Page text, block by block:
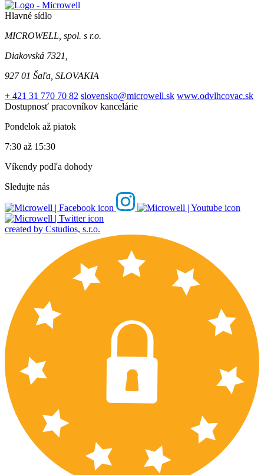
Hlavné sídlo
MICROWELL, spol. s r.o.
Diakovská 7321,
927 01 Šaľa, SLOVAKIA
+ 421 31 770 70 82 slovensko@microwell.sk www.odvlhcovac.sk
Dostupnosť pracovníkov kancelárie
Pondelok až piatok
7:30 až 15:30
Víkendy podľa dohody
Sledujte nás
created by Cstudios, s.r.o.